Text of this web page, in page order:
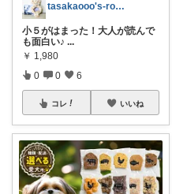
tasakaooo's-room
小５がはまった！大人が読んで
も面白い♪ ...
￥ 1,980
0 0 6
コレ いいね